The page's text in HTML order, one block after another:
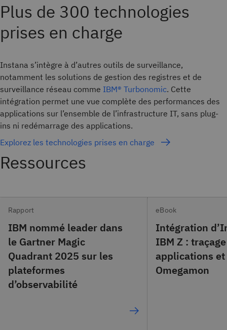
Plus de 300 technologies
prises en charge
Instana s’intègre à d’autres outils de surveillance,
notamment les solutions de gestion des registres et de
surveillance réseau comme IBM® Turbonomic. Cette
intégration permet une vue complète des performances des
applications sur l’ensemble de l’infrastructure IT, sans plug-
ins ni redémarrage des applications.
Explorez les technologies prises en charge
Ressources
Rapport
IBM nommé leader dans
le Gartner Magic
Quadrant 2025 sur les
plateformes
d’observabilité
eBook
Intégration
IBM Z :
applications et
Omegamon